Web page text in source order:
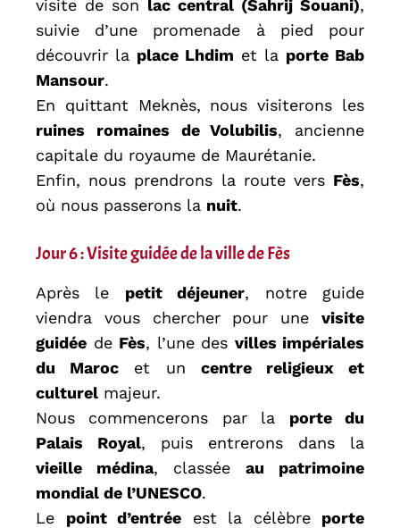
visite de son lac central (Sahrij Souani),
suivie d’une promenade à pied pour
découvrir la place Lhdim et la porte Bab
Mansour.
En quittant Meknès, nous visiterons les
ruines romaines de Volubilis, ancienne
capitale du royaume de Maurétanie.
Enfin, nous prendrons la route vers Fès,
où nous passerons la nuit.
Jour 6 : Visite guidée de la ville de Fès
Après le petit déjeuner, notre guide
viendra vous chercher pour une visite
guidée de Fès, l’une des villes impériales
du Maroc et un centre religieux et
culturel majeur.
Nous commencerons par la porte du
Palais Royal, puis entrerons dans la
vieille médina, classée au patrimoine
mondial de l’UNESCO.
Le point d’entrée est la célèbre porte